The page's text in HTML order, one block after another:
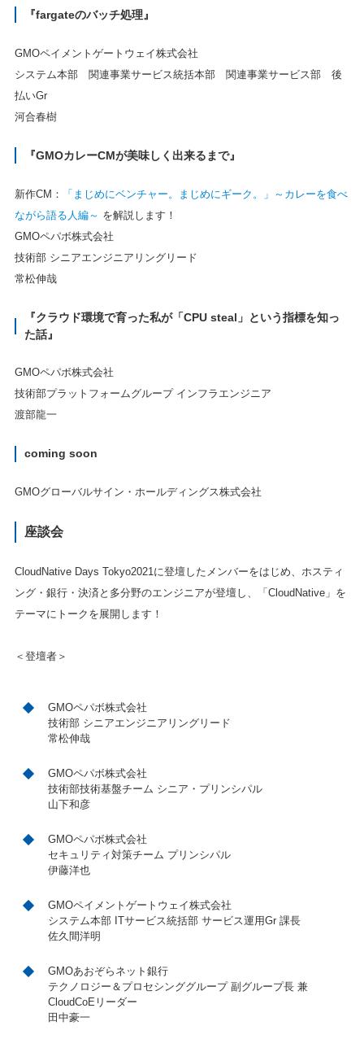
『fargateのバッチ処理』
GMOペイメントゲートウェイ株式会社
システム本部 関連事業サービス統括本部 関連事業サービス部 後
払いGr
河合春樹
『GMOカレーCMが美味しく出来るまで』
新作CM：
「まじめにベンチャー。まじめにギーク。」～カレーを食べ
ながら語る人編～ を解説します！
GMOペパボ株式会社
技術部 シニアエンジニアリングリード
常松伸哉
『クラウド環境で育った私が「CPU steal」という指標を知っ
た話』
GMOペパボ株式会社
技術部プラットフォームグループ インフラエンジニア
渡部龍一
coming soon
GMOグローバルサイン・ホールディングス株式会社
座談会
CloudNative Days Tokyo2021に登壇したメンバーをはじめ、ホスティ
ング・銀行・決済と多分野のエンジニアが登壇し、「CloudNative」を
テーマにトークを展開します！
＜登壇者＞
GMOペパボ株式会社
技術部 シニアエンジニアリングリード
常松伸哉
GMOペパボ株式会社
技術部技術基盤チーム シニア・プリンシパル
山下和彦
GMOペパボ株式会社
セキュリティ対策チーム プリンシパル
伊藤洋也
GMOペイメントゲートウェイ株式会社
システム本部 ITサービス統括部 サービス運用Gr 課長
佐久間洋明
GMOあおぞらネット銀行
テクノロジー＆プロセシンググループ 副グループ長 兼
CloudCoEリーダー
田中豪一